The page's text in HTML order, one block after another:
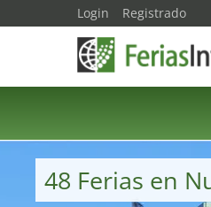
48 Ferias en
Login Registrado